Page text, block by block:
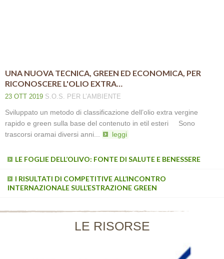
UNA NUOVA TECNICA, GREEN ED ECONOMICA, PER
RICONOSCERE L'OLIO EXTRA…
23 OTT 2019 S.O.S. PER L’AMBIENTE
Sviluppato un metodo di classificazione dell’olio extra vergine
rapido e green sulla base del contenuto in etil esteri Sono
trascorsi oramai diversi anni...
leggi
LE FOGLIE DELL’OLIVO: FONTE DI SALUTE E BENESSERE
I RISULTATI DI COMPETITIVE ALL’INCONTRO
INTERNAZIONALE SULL’ESTRAZIONE GREEN
LE RISORSE